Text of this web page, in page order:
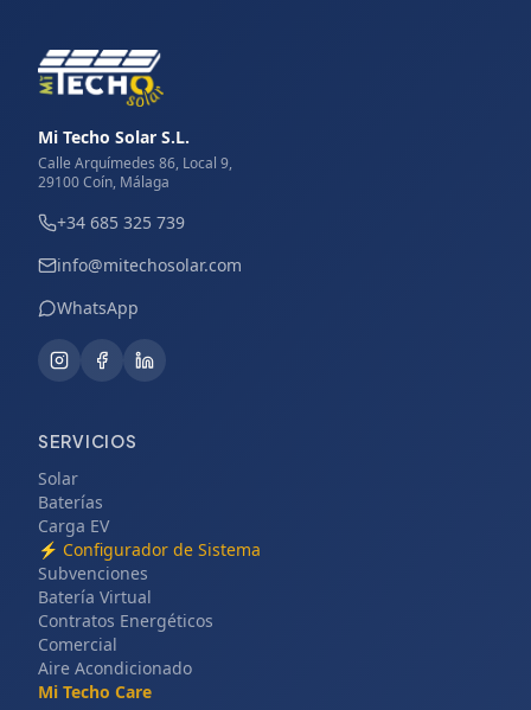
Mi Techo Solar S.L.
Calle Arquímedes 86, Local 9,
29100 Coín, Málaga
+34 685 325 739
info@mitechosolar.com
WhatsApp
SERVICIOS
Solar
Baterías
Carga EV
⚡ Configurador de Sistema
Subvenciones
Batería Virtual
Contratos Energéticos
Comercial
Aire Acondicionado
Mi Techo Care